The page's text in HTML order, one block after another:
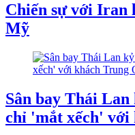
Chiến sự với Iran
Mỹ
Sân bay Thái
chỉ 'mắt xếch' với